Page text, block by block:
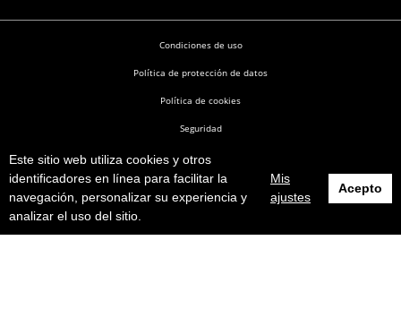
Este sitio web utiliza cookies y otros
identificadores en línea para facilitar la
navegación, personalizar su experiencia y
analizar el uso del sitio.
Mis
ajustes
Acepto
Enfermería en Desarrollo © 2026
Condiciones de uso
Política de protección de datos
Política de cookies
Seguridad